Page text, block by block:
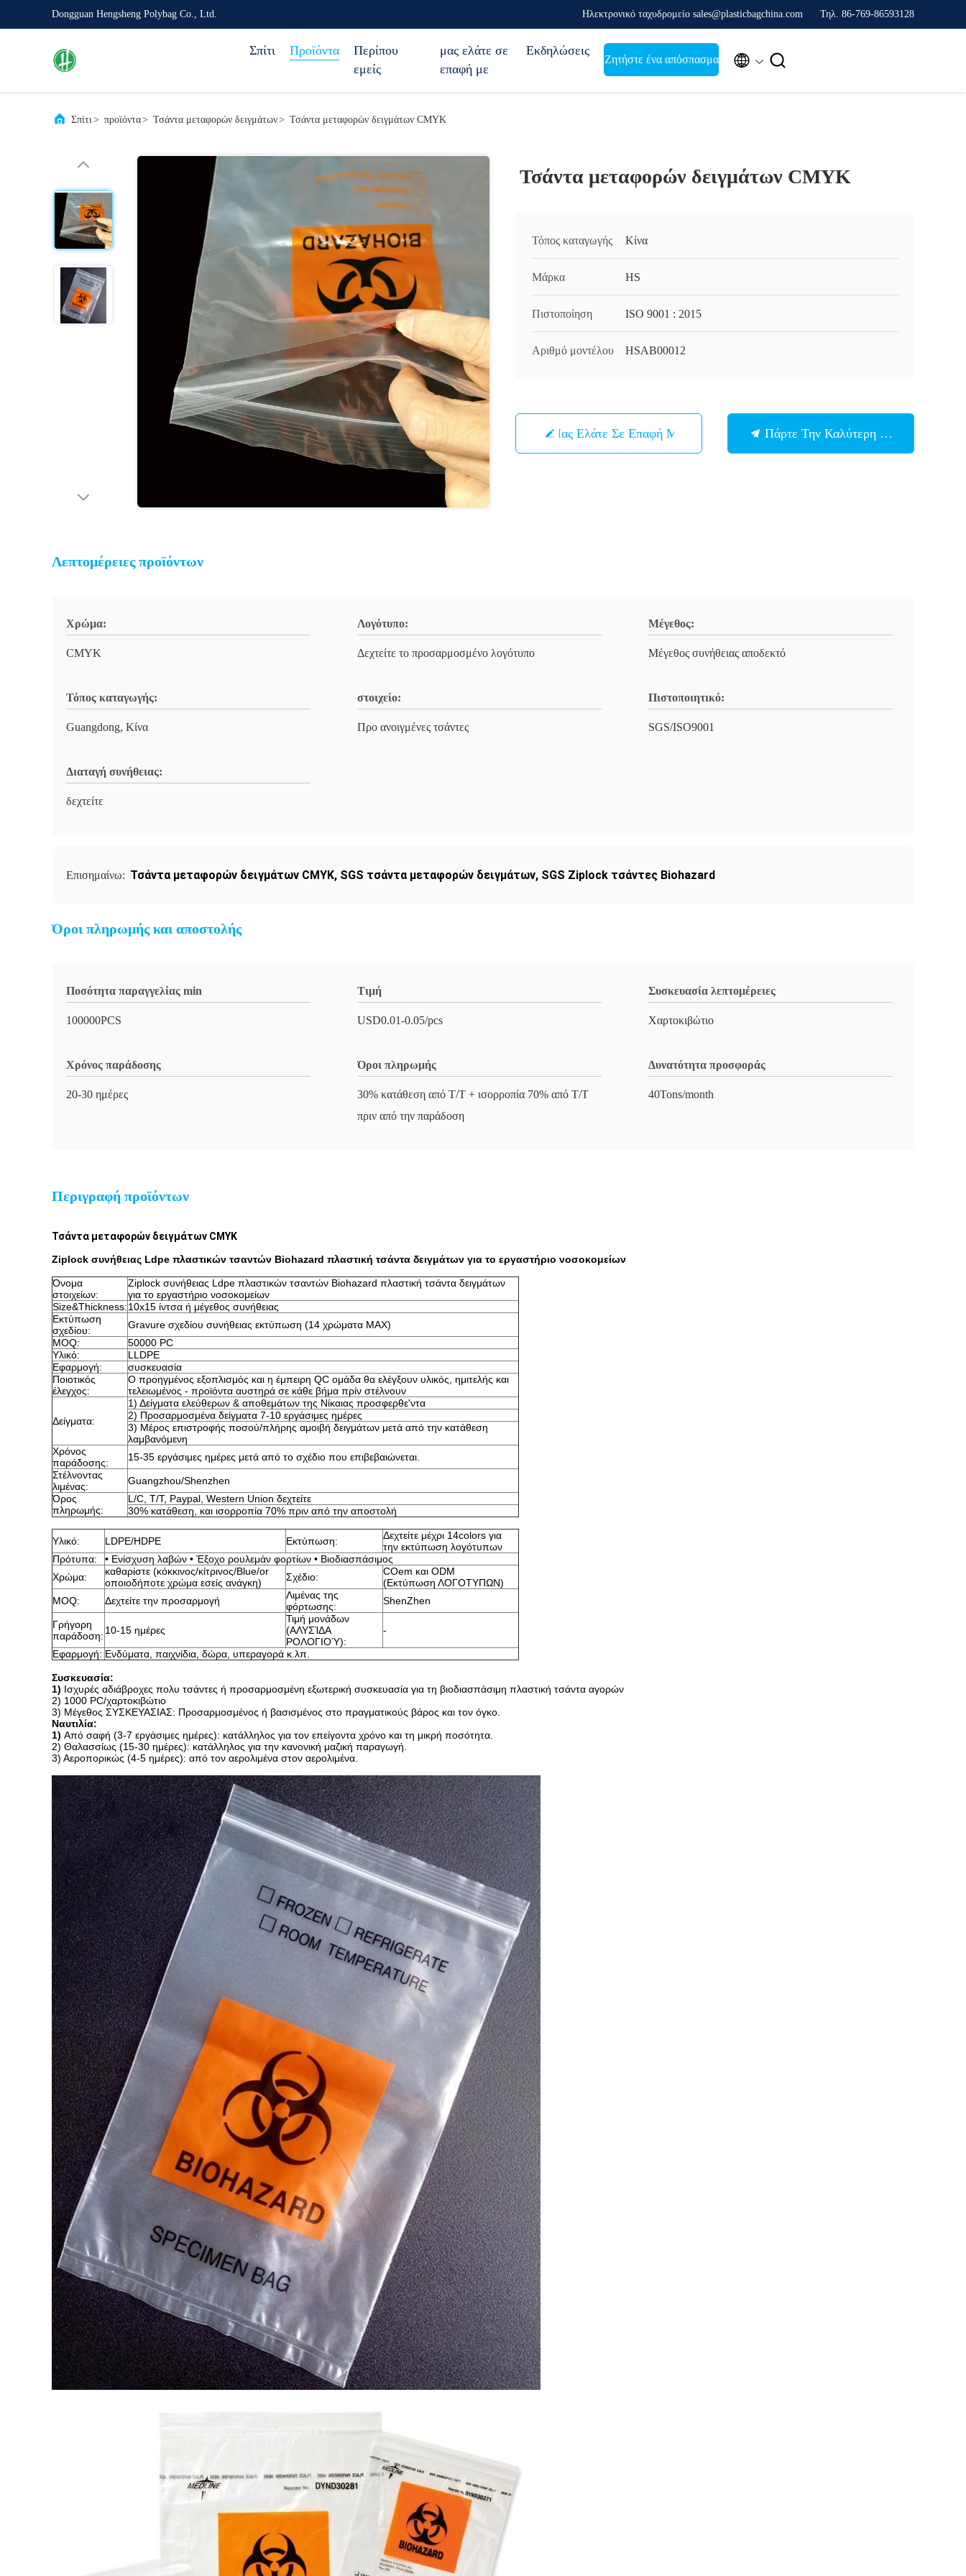
Dongguan Hengsheng Polybag Co., Ltd. Ηλεκτρονικό ταχυδρομείο sales@plasticbagchina.com Τηλ. 86-769-86593128
Σπίτι Προϊόντα
Περίπου
εμείς
μας ελάτε σε
επαφή με
Εκδηλώσεις
Ζητήστε ένα απόσπασμα  
Σπίτι> προϊόντα> Τσάντα μεταφορών δειγμάτων> Τσάντα μεταφορών δειγμάτων CMYK
Τσάντα μεταφορών δειγμάτων CMYK
Τόπος καταγωγής Κίνα
Μάρκα HS
Πιστοποίηση ISO 9001 : 2015
Αριθμό μοντέλου HSAB00012
Μας Ελάτε Σε Επαφή Με Πάρτε Την Καλύτερη Τιμή
Λεπτομέρειες προϊόντων
Χρώμα:
CMYK
Λογότυπο:
Δεχτείτε το προσαρμοσμένο λογότυπο
Μέγεθος:
Μέγεθος συνήθειας αποδεκτό
Τόπος καταγωγής:
Guangdong, Κίνα
στοιχείο:
Προ ανοιγμένες τσάντες
Πιστοποιητικό:
SGS/ISO9001
Διαταγή συνήθειας:
δεχτείτε
Επισημαίνω: Τσάντα μεταφορών δειγμάτων CMYK, SGS τσάντα μεταφορών δειγμάτων, SGS Ziplock τσάντες Biohazard
Όροι πληρωμής και αποστολής
Ποσότητα παραγγελίας min
100000PCS
Τιμή
USD0.01-0.05/pcs
Συσκευασία λεπτομέρειες
Χαρτοκιβώτιο
Χρόνος παράδοσης
20-30 ημέρες
Όροι πληρωμής
30% κατάθεση από T/T + ισορροπία 70% από T/T
πριν από την παράδοση
Δυνατότητα προσφοράς
40Tons/month
Περιγραφή προϊόντων
Τσάντα μεταφορών δειγμάτων CMYK
Ziplock συνήθειας Ldpe πλαστικών τσαντών Biohazard πλαστική τσάντα δειγμάτων για το εργαστήριο νοσοκομείων
Όνομα
στοιχείων:
Ziplock συνήθειας Ldpe πλαστικών τσαντών Biohazard πλαστική τσάντα δειγμάτων
για το εργαστήριο νοσοκομείων
Size&Thickness:10x15 ίντσα ή μέγεθος συνήθειας
Εκτύπωση
σχεδίου:
Gravure σχεδίου συνήθειας εκτύπωση (14 χρώματα MAX)
MOQ:
50000 PC
Υλικό:
LLDPE
Εφαρμογή:
συσκευασία
Ποιοτικός
έλεγχος:
Ο προηγμένος εξοπλισμός και η έμπειρη QC ομάδα θα ελέγξουν υλικός, ημιτελής και
τελειωμένος - προϊόντα αυστηρά σε κάθε βήμα πρίν στέλνουν
Δείγματα:
1) Δείγματα ελεύθερων & αποθεμάτων της Νίκαιας προσφερθε'ντα
2) Προσαρμοσμένα δείγματα 7-10 εργάσιμες ημέρες
3) Μέρος επιστροφής ποσού/πλήρης αμοιβή δειγμάτων μετά από την κατάθεση
λαμβανόμενη
Χρόνος
παράδοσης:
15-35 εργάσιμες ημέρες μετά από το σχέδιο που επιβεβαιώνεται.
Στέλνοντας
λιμένας:
Guangzhou/Shenzhen
Όρος
πληρωμής:
L/C, T/T, Paypal, Western Union δεχτείτε
30% κατάθεση, και ισορροπία 70% πριν από την αποστολή
Υλικό: LDPE/HDPE Εκτύπωση:
Δεχτείτε μέχρι 14colors για
την εκτύπωση λογότυπων
Πρότυπα:
• Ενίσχυση λαβών • Έξοχο ρουλεμάν φορτίων • Βιοδιασπάσιμος
Χρώμα:
καθαρίστε (κόκκινος/κίτρινος/Blue/or
οποιοδήποτε χρώμα εσείς ανάγκη)
Σχέδιο:
COem και ODM
(Εκτύπωση ΛΟΓΟΤΥΠΩΝ)
MOQ:
Δεχτείτε την προσαρμογή
Λιμένας της
φόρτωσης:
ShenZhen
Γρήγορη
παράδοση: 10-15 ημέρες
Τιμή μονάδων
(ΑΛΥΣΊΔΑ
ΡΟΛΟΓΙΟΎ):
-
Εφαρμογή: Ενδύματα, παιχνίδια, δώρα, υπεραγορά κ.λπ.
Συσκευασία:
1) Ισχυρές αδιάβροχες πολυ τσάντες ή προσαρμοσμένη εξωτερική συσκευασία για τη βιοδιασπάσιμη πλαστική τσάντα αγορών
2) 1000 PC/χαρτοκιβώτιο
3) Μέγεθος ΣΥΣΚΕΥΑΣΙΑΣ: Προσαρμοσμένος ή βασισμένος στο πραγματικούς βάρος και τον όγκο.
Ναυτιλία:
1) Από σαφή (3-7 εργάσιμες ημέρες): κατάλληλος για τον επείγοντα χρόνο και τη μικρή ποσότητα.
2) Θαλασσίως (15-30 ημέρες): κατάλληλος για την κανονική μαζική παραγωγή.
3) Αεροπορικώς (4-5 ημέρες): από τον αερολιμένα στον αερολιμένα.